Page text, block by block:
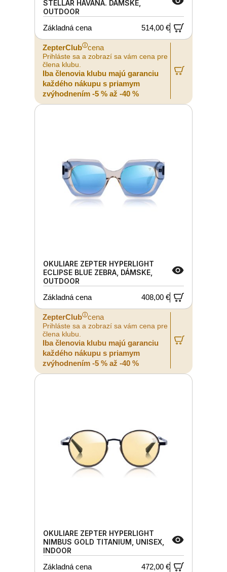
STELLAR HAVANA. DÁMSKE,
OUTDOOR
Základná cena
514,00 €
ZepterClubⓘcena
Prihláste sa a zobrazí sa vám cena pre
člena klubu.
Iba členovia klubu majú garanciu
každého nákupu s priamym
zvýhodnením -5 % až -40 %
OKULIARE ZEPTER HYPERLIGHT
ECLIPSE BLUE ZEBRA, DÁMSKE,
OUTDOOR
Základná cena
408,00 €
ZepterClubⓘcena
Prihláste sa a zobrazí sa vám cena pre
člena klubu.
Iba členovia klubu majú garanciu
každého nákupu s priamym
zvýhodnením -5 % až -40 %
OKULIARE ZEPTER HYPERLIGHT
NIMBUS GOLD TITANIUM, UNISEX,
INDOOR
Základná cena
472,00 €